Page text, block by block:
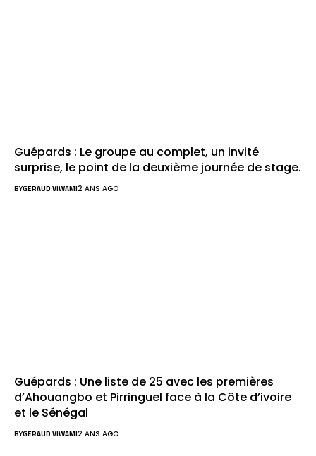
Guépards : Le groupe au complet, un invité
surprise, le point de la deuxième journée de stage.
BYGERAUD VIWAMI2 ANS AGO
Guépards : Une liste de 25 avec les premières
d’Ahouangbo et Pirringuel face à la Côte d’ivoire
et le Sénégal
BYGERAUD VIWAMI2 ANS AGO